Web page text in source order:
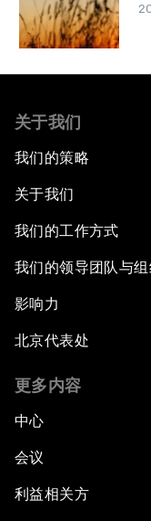
关于我们
我们的策略
关于我们
我们的工作方式
我们的领导团队与
影响力
北京代表处
更多内容
中心
会议
利益相关方